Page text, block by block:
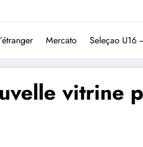
Mercato Seleçao U16
vitrine